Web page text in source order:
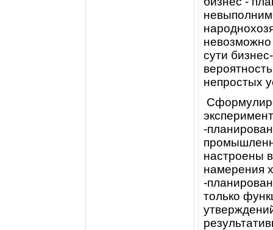
сути
непростых
-
настроены
намерения
-
только